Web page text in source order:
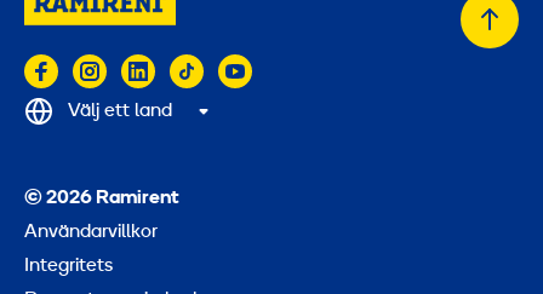
© 2026 Ramirent
Användarvillkor
Integritets
Välj ett land